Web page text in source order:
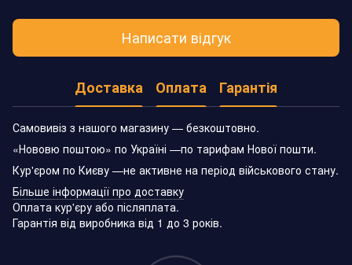
Написати відгук
Доставка Оплата Гарантія
Самовивіз з нашого магазину — безкоштовно.
«Нововю поштою» по Україні —по тарифам Нової пошти.
Кур'єром по Києву —не активне на період військового стану.
Більше інформації про доставку
Оплата кур'єру або післяплата.
Гарантія від виробника від 1 до 3 років.